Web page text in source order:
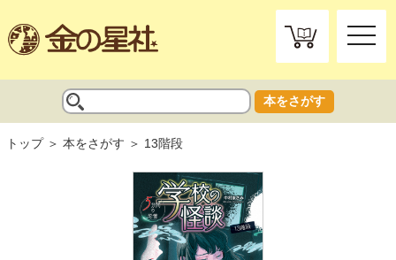
toggle
本をさがす
トップ 本をさがす 13階段